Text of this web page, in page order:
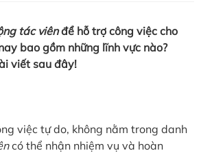
tác viênđể hỗ trợ công việc cho
bao gồm những lĩnh vực nào?
viết sau đây!
việc tự do, không nằm trong danh
có thể nhận nhiệm vụ và hoàn